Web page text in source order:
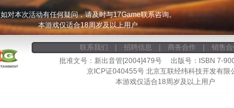
如对本次活动有任何疑问，请及时与17Game联系咨询。
本游戏仅适合18周岁及以上用户
联系我们 招聘信息 商务合作
销售合
批准文号：新出音管[2004]479号 出版号：ISBN 7-
京ICP证040455号北京互联经纬科技开发有限
本游戏仅适合18周岁及以上用户